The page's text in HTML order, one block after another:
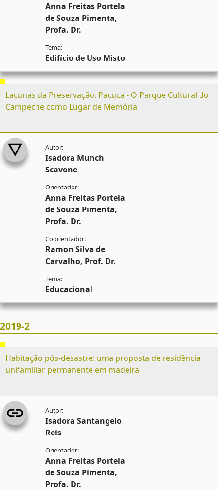
Anna Freitas Portela
de Souza Pimenta,
Profa. Dr.
Edifício de Uso Misto
Lacunas da Preservação: Pacuca - O Parque Cultural do
Campeche como Lugar de Memória
Isadora Munch
Scavone
Anna Freitas Portela
de Souza Pimenta,
Profa. Dr.
Ramon Silva de
Carvalho, Prof. Dr.
Educacional
2019-2
Habitação pós-desastre: uma proposta de residência
unifamiliar permanente em madeira
Isadora Santangelo
Reis
Anna Freitas Portela
de Souza Pimenta,
Profa. Dr.